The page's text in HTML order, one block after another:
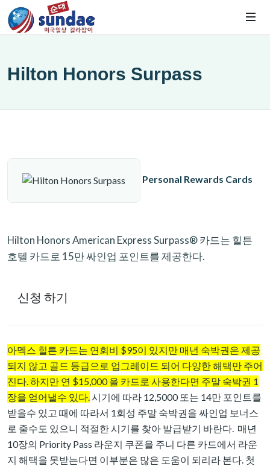
Hilton Honors Surpass
Personal Rewards Cards
Hilton Honors American Express Surpass® 카드는 힐튼
호텔 카드로 15만 싸인업 포인트를 제공한다.
신청 하기
아멕스 힐튼 카드는 연회비 $95이 있지만 매년 숙박권은 제공
되지 않고 골드 등급으로 업그레이드 되어 다양한 해택만 주어
진다. 하지만 연 $15,000 을 카드로 사용한다면 주말 숙박권 1
장을 얻어낼수 있다. 시기에 따라 12,5000 또는 14만 포인트를
받을수 있고 때에 따라서 1회성 주말 숙박권을 싸인업 보너스
로 줄수도 있으니 적절한 시기를 찾아 발급받기 바란다. 매년
10장의 Priority Pass 라운지 쿠폰을 주니 다른 카드에서 라운
지 해택을 못받는다면 이부분은 많은 도움이 되리라 본다. 첫